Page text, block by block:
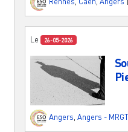
Le 26-05-2026
Angers Angers - MRGT